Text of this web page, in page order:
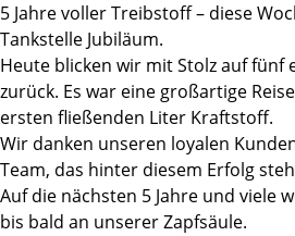
5 Jahre voller Treibstoff – diese
Tankstelle Jubiläum.
Heute blicken wir mit Stolz auf fünf
zurück. Es war eine großartige
ersten fließenden Liter Kraftstoff.
Wir danken unseren loyalen
Team, das hinter diesem Erfolg
Auf die nächsten 5 Jahre und viele
bis bald an unserer Zapfsäule.